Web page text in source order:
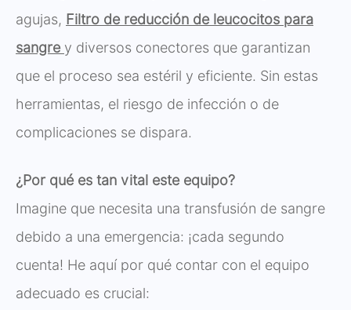
agujas, Filtro de reducción de leucocitos para
sangre y diversos conectores que garantizan
que el proceso sea estéril y eficiente. Sin estas
herramientas, el riesgo de infección o de
complicaciones se dispara.
¿Por qué es tan vital este equipo?
Imagine que necesita una transfusión de sangre
debido a una emergencia: ¡cada segundo
cuenta! He aquí por qué contar con el equipo
adecuado es crucial: